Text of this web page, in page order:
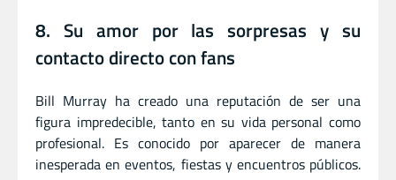
8. Su amor por las sorpresas y su
contacto directo con fans
Bill Murray ha creado una reputación de ser una
figura impredecible, tanto en su vida personal como
profesional. Es conocido por aparecer de manera
inesperada en eventos, fiestas y encuentros públicos.